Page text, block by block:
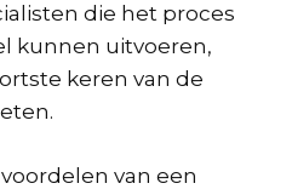
die het proces
kunnen uitvoeren,
keren van de
van een